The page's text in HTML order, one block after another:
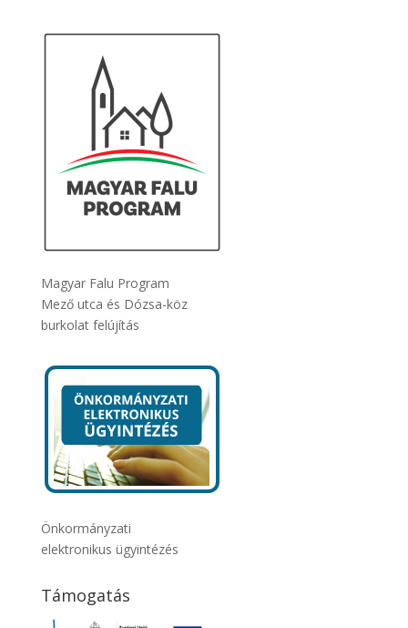
Magyar Falu Program
Mező utca és Dózsa-köz
burkolat felújítás
Önkormányzati
elektronikus ügyintézés
Támogatás